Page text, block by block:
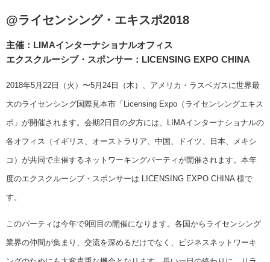
@ライセンシング・エキスポ2018
主催：LIMAインターナショナルオフィス
エクスクルーシブ・スポンサー：LICENSING EXPO CHINA
2018年5月22日（火）〜5月24日（木）、アメリカ・ラスベガスに世界最
大のライセンシング国際見本市「Licensing Expo（ライセンシングエキス
ポ」が開催されます。会期2日目の夕方には、LIMAインターナショナルの
各オフィス（イギリス、オーストラリア、中国、ドイツ、日本、メキシ
コ）が共同で主催するネットワーキングパーティが開催されます。本年
度のエクスクルーシブ・スポンサーは LICENSING EXPO CHINA 様で
す。
このパーティは今年で9回目の開催になります。各国からライセンシング
業界の仲間が集まり、交流を深めるだけでなく、ビジネスネットワーキ